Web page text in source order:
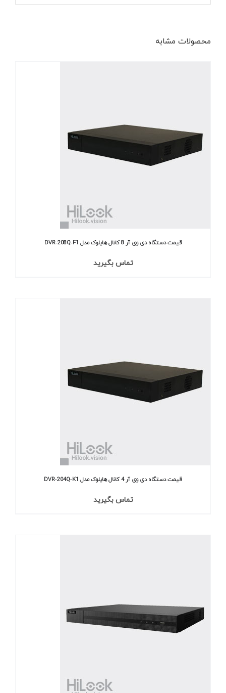
محصولات مشابه
قیمت دستگاه دی وی آر 8 کانال هایلوک مدل DVR‐208Q‐F1
تماس بگیرید
قیمت دستگاه دی وی آر 4 کانال هایلوک مدل DVR‐204Q‐K1
تماس بگیرید